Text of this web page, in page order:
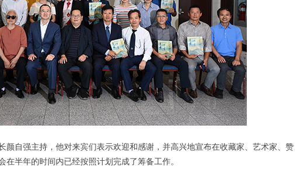
颜自强主持，他对来宾们表示欢迎和感谢，并高兴地宣布在收藏家、艺术家、赞
半年的时间内已经按照计划完成了筹备工作。